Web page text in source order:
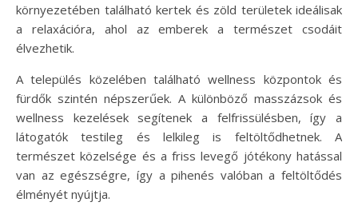
környezetében található kertek és zöld területek ideálisak
a relaxációra, ahol az emberek a természet csodáit
élvezhetik.
A település közelében található wellness központok és
fürdők szintén népszerűek. A különböző masszázsok és
wellness kezelések segítenek a felfrissülésben, így a
látogatók testileg és lelkileg is feltöltődhetnek. A
természet közelsége és a friss levegő jótékony hatással
van az egészségre, így a pihenés valóban a feltöltődés
élményét nyújtja.